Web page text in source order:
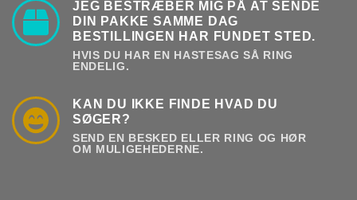
JEG BESTRÆBER MIG PÅ AT SENDE
DIN PAKKE SAMME DAG
BESTILLINGEN HAR FUNDET STED.
HVIS DU HAR EN HASTESAG SÅ RING
ENDELIG.
KAN DU IKKE FINDE HVAD DU
SØGER?
SEND EN BESKED ELLER RING OG HØR
OM MULIGEHEDERNE.